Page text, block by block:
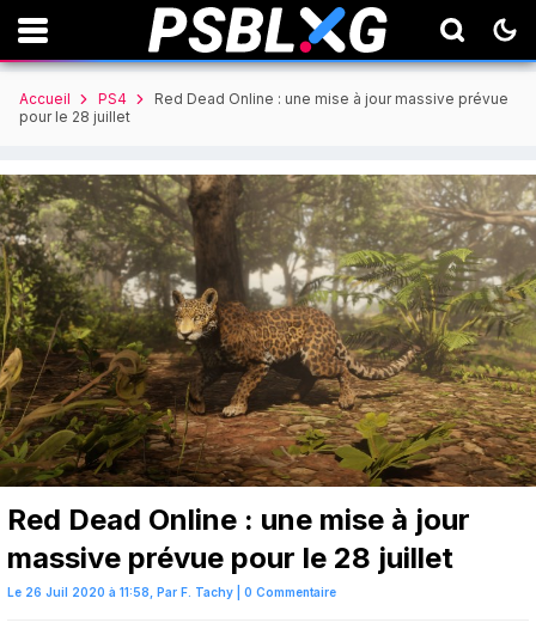
Accueil PS4
Red Dead Online : une mise à jour massive prévue
pour le 28 juillet
Red Dead Online : une mise à jour
massive prévue pour le 28 juillet
Le 26 Juil 2020 à 11:58, Par F. Tachy 0 Commentaire